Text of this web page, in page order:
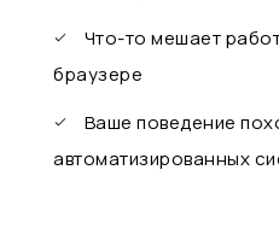
Что-то мешает
браузере
Ваше поведение
автоматизированных